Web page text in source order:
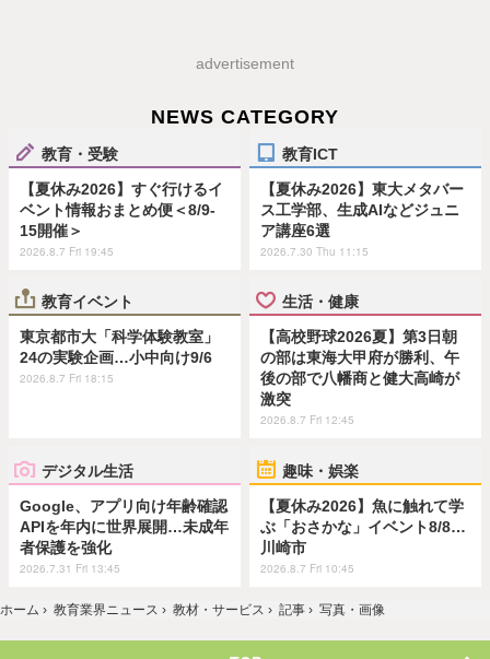
advertisement
NEWS CATEGORY
教育・受験
【夏休み2026】すぐ行けるイ
ベント情報おまとめ便＜8/9-
15開催＞
2026.8.7 Fri 19:45
教育ICT
【夏休み2026】東大メタバー
ス工学部、生成AIなどジュニ
ア講座6選
2026.7.30 Thu 11:15
教育イベント
東京都市大「科学体験教室」
24の実験企画…小中向け9/6
2026.8.7 Fri 18:15
生活・健康
【高校野球2026夏】第3日朝
の部は東海大甲府が勝利、午
後の部で八幡商と健大高崎が
激突
2026.8.7 Fri 12:45
デジタル生活
Google、アプリ向け年齢確認
APIを年内に世界展開…未成年
者保護を強化
2026.7.31 Fri 13:45
趣味・娯楽
【夏休み2026】魚に触れて学
ぶ「おさかな」イベント8/8…
川崎市
2026.8.7 Fri 10:45
ホーム › 教育業界ニュース › 教材・サービス › 記事 › 写真・画像